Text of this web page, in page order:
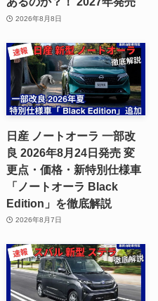
2026年8月8日
日産 ノートオーラ 一部改
良 2026年8月24日発売 変
更点・価格・新特別仕様車
「ノートオーラ Black
Edition」を徹底解説
2026年8月7日